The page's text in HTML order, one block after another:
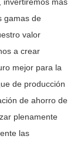
gamas de
valor
a crear
mejor para la
de producción
de ahorro de
plenamente
las